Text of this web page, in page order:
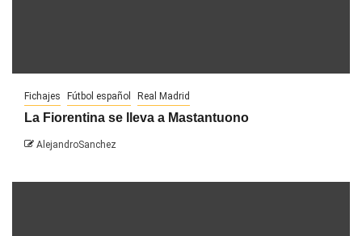
Fichajes Fútbol español Real Madrid
La Fiorentina se lleva a Mastantuono
AlejandroSanchez